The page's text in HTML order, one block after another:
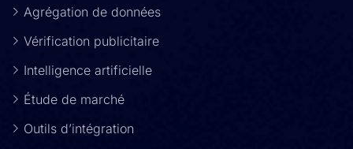
Agrégation de données
Vérification publicitaire
Intelligence artificielle
Étude de marché
Outils d’intégration